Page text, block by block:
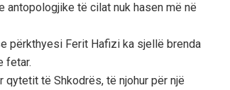
të cilat nuk hasen më në
përkthyesi Ferit Hafizi ka sjellë brenda
fetar.
të Shkodrës, të njohur për një